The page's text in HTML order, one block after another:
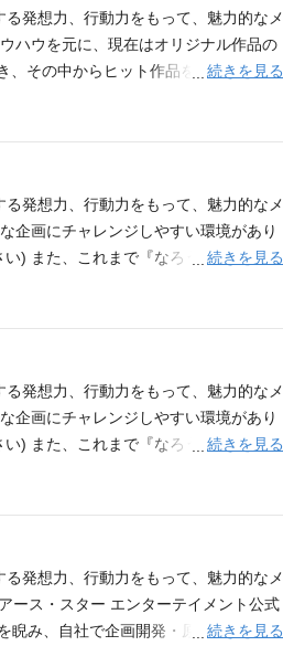
み出していく発想力と、そのアイディ
場の方と柔軟にコミュニケーションが
化作品が続々と進行しております。
最強すぎて、異世界のやつらがまる
たんだが』 『野生のラスボスが現れ
突破 『領民0人スタートの辺境領主
、『町人Aは悪役令嬢をどうしても救
エンターテイメント コーポレートサイ
earthstar
や育成等、編集者としての業務を行
担当いたします。 作品の展開次第では
企画立ち上げ ○紙単行本・電子単行本
の魅力】 ・社員の多くが20代～30代
。 ・エンターテイメント業界ならで
る人。 【観察力】「何がヒットする
を生み出せる人。 【行動力】企画が成
の企画・編集・制作経験 社内外の関
歓迎条件】 アース・スター エンター
「野心」と「意欲」に溢れる方。 コ
３か月間は仕事に慣れていただくた
たしますが、おおよそ半年を過ぎるあ
１年で３作品程度の作品担当を受け
ております。 『私、能力は平均値でっ
やつらがまるで相手にならないんです
スボスが現れた！』 『転生したらドラ
辺境領主様』 『無自覚聖女は今日も
しても救いたい』など話題の作品を
発想力、行動力をもって、魅力的なメ
ハウを元に、現在はオリジナル作品の
、その中からヒット作品を生み出して
ターテイメント コーポレートサイト h
■業務内容■ 刊行点数の増加、新レ
全般をお任せします。 電子取次・電
IPコンテンツの大きな成長を一緒に体
適性を見ながら割り振りを行います)
、進行管理 各部署との打ち合わせ、施
内の雰囲気】 社員の多くが20代～30
。 エンターテイメント業界ならでは
ベルをこよなく愛している方 明るい
応ができる方 物事を素直に受け止め
々と進行しております。 『私、能力
て、異世界のやつらがまるで相手にな
『野生のラスボスが現れた！』 『転
人スタートの辺境領主様』 『無自覚
悪役令嬢をどうしても救いたい』など
続きを見る
発想力、行動力をもって、魅力的なメ
企画にチャレンジしやすい環境があり
) また、これまで『なろう系』ジャン
集と漫画家先生との打ち合わせを経
業（小説・コミック等） 映像・アニ
訪店し、当社作品の受注促進・売り
ただくお仕事です。 具体的な業務 (雇
営全般 販売促進用のPOPや販促物の
や相談がしやすい雰囲気で、社員同士
必須条件】 ※下記いずれかのご経験
アニメ化しており、他にもアニメ化作
雄 別にスキルなんか要らなかったん
す』※シリーズ発行部数400万部突破
め』 また、『戦国小町苦労譚』、『町
続きを見る
発想力、行動力をもって、魅力的なメ
企画にチャレンジしやすい環境があり
) また、これまで『なろう系』ジャン
集と漫画家先生との打ち合わせを経
業（小説・コミック等） 映像・アニ
お仕事の一つとして、出版事務と取次
管理） 取次売上管理業務全般（取次
業務 その他付随する業務 (変更の範囲)
雰囲気で、社員同士のコミュニケーシ
続きを見る
発想力、行動力をもって、魅力的なメ
ース・スター エンターテイメント公式
睨み、自社で企画開発・原作を創出し
続きを見る